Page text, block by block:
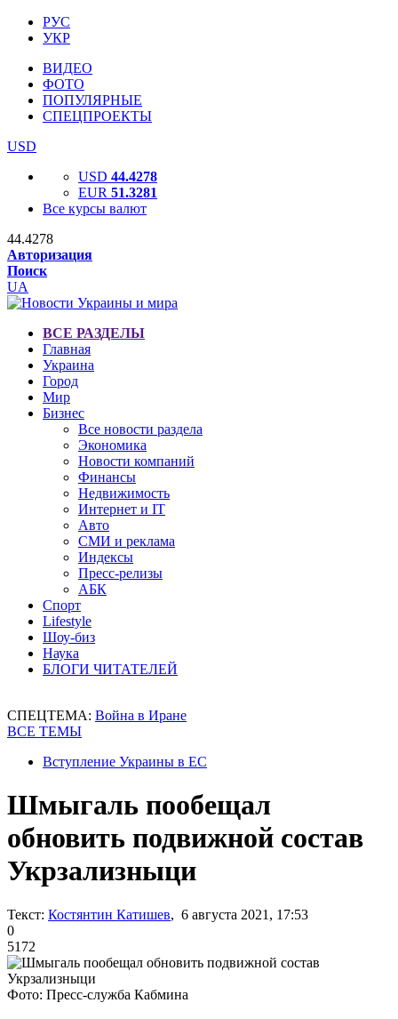
РУС
УКР
ВИДЕО
ФОТО
ПОПУЛЯРНЫЕ
СПЕЦПРОЕКТЫ
USD
USD 44.4278
EUR 51.3281
Все курсы валют
44.4278
Авторизация
Поиск
UA
ВСЕ РАЗДЕЛЫ
Главная
Украина
Город
Мир
Бизнес
Все новости раздела
Экономика
Новости компаний
Финансы
Недвижимость
Интернет и IT
Авто
СМИ и реклама
Индексы
Пресс-релизы
АБК
Спорт
Lifestyle
Шоу-биз
Наука
БЛОГИ ЧИТАТЕЛЕЙ
СПЕЦТЕМА: Война в Иране
ВСЕ ТЕМЫ
Вступление Украины в ЕС
Шмыгаль пообещал
обновить подвижной состав
Укрзализныци
Текст: Костянтин Катишев, 6 августа 2021, 17:53
0
5172
Фото: Пресс-служба Кабмина